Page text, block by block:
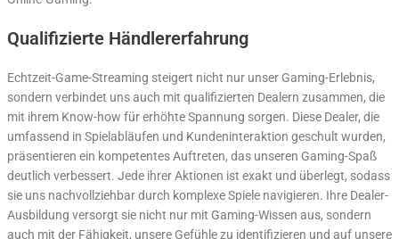
Qualifizierte Händlererfahrung
Echtzeit-Game-Streaming steigert nicht nur unser Gaming-Erlebnis,
sondern verbindet uns auch mit qualifizierten Dealern zusammen, die
mit ihrem Know-how für erhöhte Spannung sorgen. Diese Dealer, die
umfassend in Spielabläufen und Kundeninteraktion geschult wurden,
präsentieren ein kompetentes Auftreten, das unseren Gaming-Spaß
deutlich verbessert. Jede ihrer Aktionen ist exakt und überlegt, sodass
sie uns nachvollziehbar durch komplexe Spiele navigieren. Ihre Dealer-
Ausbildung versorgt sie nicht nur mit Gaming-Wissen aus, sondern
auch mit der Fähigkeit, unsere Gefühle zu identifizieren und auf unsere